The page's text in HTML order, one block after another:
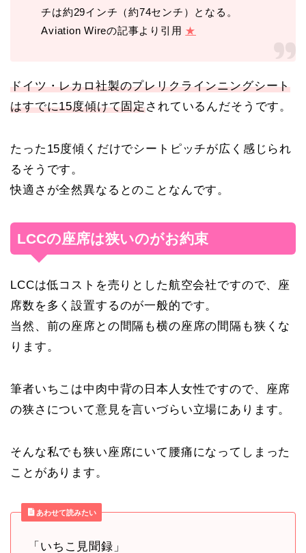
チは約29インチ（約74センチ）となる。
Aviation Wireの記事より引用 ★
ドイツ・レカロ社製のプレリクラインニングシート
はすでに15度傾けて固定されているんだそうです。
たった15度傾くだけでシートピッチが広く感じられ
るそうです。
快適さが全然異なるとのことなんです。
LCCの座席は狭いのがお約束
LCCは低コストを売りとした航空会社ですので、座
席数を多く設置するのが一般的です。
当然、前の座席との間隔も横の座席の間隔も狭くな
ります。
筆者いちこは中肉中背の日本人女性ですので、座席
の狭さについて意見を言いづらい立場にあります。
そんな私でも狭い座席にいて腰痛になってしまった
ことがあります。
あわせて読みたい
「いちこ見聞録」